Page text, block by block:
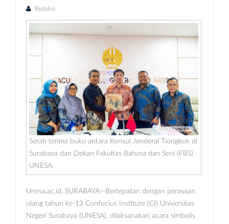
Redaksi
Serah terima buku antara Konsul Jenderal Tiongkok di
Surabaya dan Dekan Fakultas Bahasa dan Seni (FBS)
UNESA.
Unesa.ac.id. SURABAYA—Bertepatan dengan perayaan
ulang tahun ke-13 Confucius Institute (CI) Universitas
Negeri Surabaya (UNESA), dilaksanakan acara simbolis